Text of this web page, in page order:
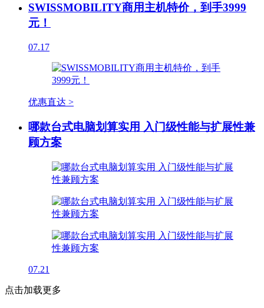
SWISSMOBILITY商用主机特价，到手3999
元！
07.17
优惠直达 >
哪款台式电脑划算实用 入门级性能与扩展性兼
顾方案
07.21
点击加载更多